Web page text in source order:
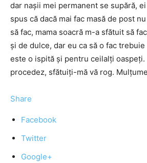
dar naşii mei permanent se supără,
spus că dacă mai fac masă de post
să fac, mama soacră m-a sfătuit să
şi de dulce, dar eu ca să o fac
este o ispită şi pentru ceilalţi oaspeţi.
procedez, sfătuiţi-mă vă rog.
Share
Facebook
Twitter
Google+